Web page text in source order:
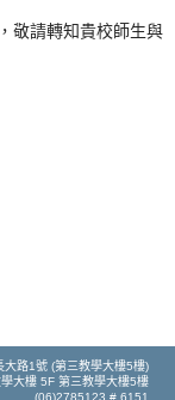
敬請轉知貴校師生與
路1號 (第三教學大樓5樓)
大樓 5F 第三教學大樓5樓